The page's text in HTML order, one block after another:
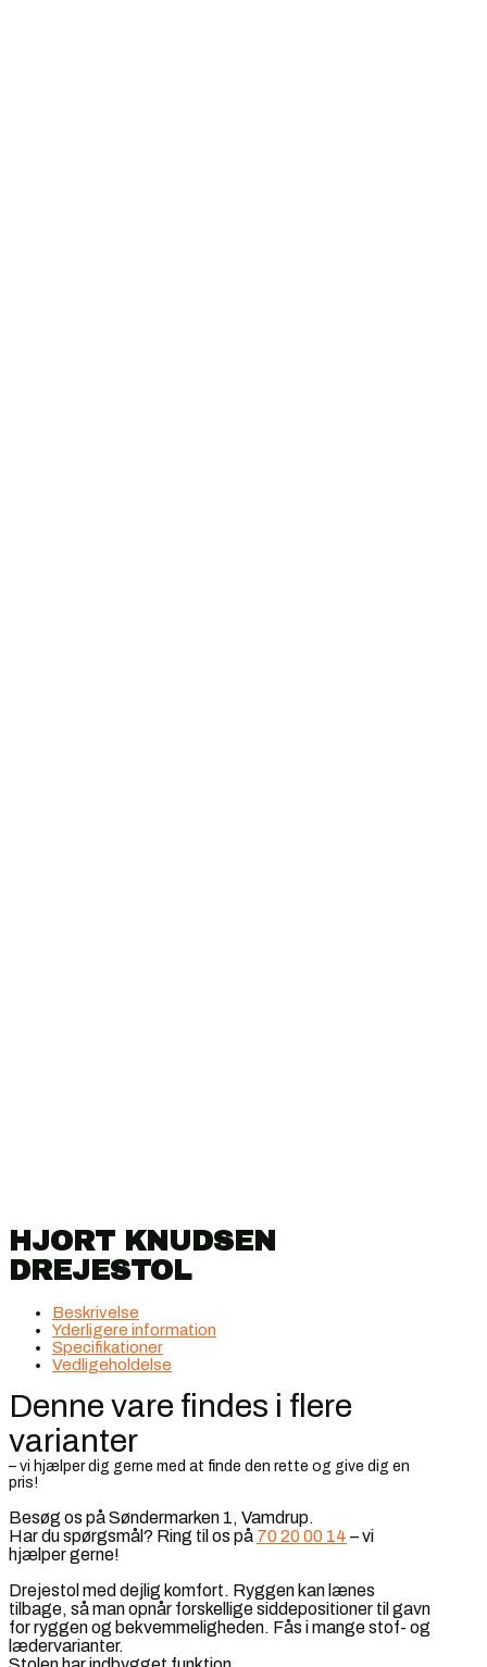
HJORT KNUDSEN
DREJESTOL
Beskrivelse
Yderligere information
Specifikationer
Vedligeholdelse
Denne vare findes i flere
varianter
– vi hjælper dig gerne med at finde den rette og give dig en
pris!
Besøg os på Søndermarken 1, Vamdrup.
Har du spørgsmål? Ring til os på 70 20 00 14 – vi
hjælper gerne!
Drejestol med dejlig komfort. Ryggen kan lænes
tilbage, så man opnår forskellige siddepositioner til gavn
for ryggen og bekvemmeligheden. Fås i mange stof- og
lædervarianter.